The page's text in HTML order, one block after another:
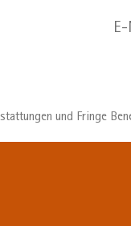
und Fringe